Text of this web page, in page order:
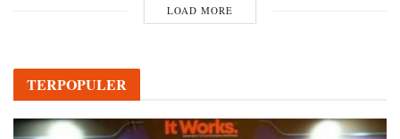
LOAD MORE
TERPOPULER